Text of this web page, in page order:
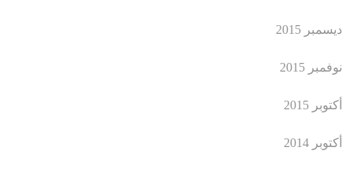
ديسمبر 2015
نوفمبر 2015
أكتوبر 2015
أكتوبر 2014